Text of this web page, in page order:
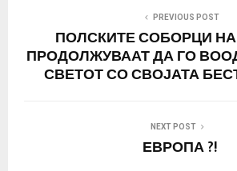
PREVIOUS POST
ПОЛСКИТЕ СОБОРЦИ НА
ПРОДОЛЖУВААТ ДА ГО
СВЕТОТ СО СВОЈАТА
NEXT POST
ЕВРОПА ?!